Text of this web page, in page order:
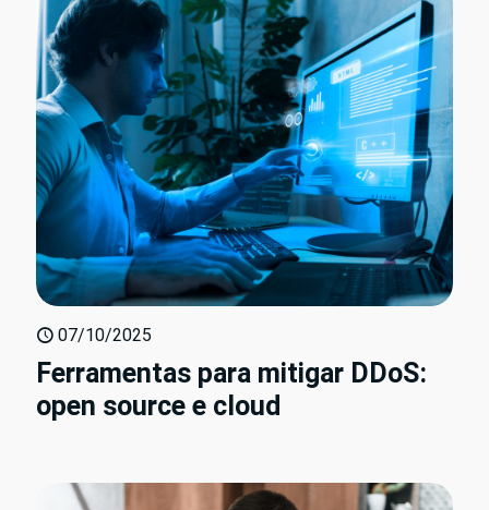
07/10/2025
Ferramentas para mitigar DDoS:
open source e cloud